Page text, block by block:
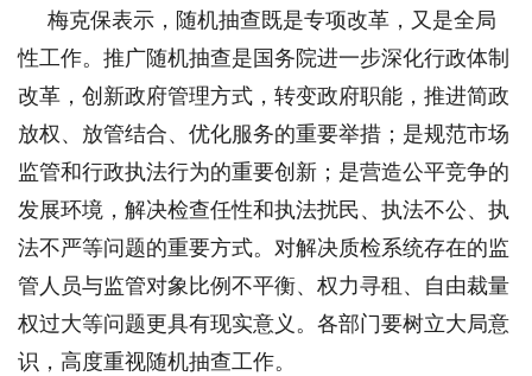
梅克保表示，随机抽查既是专项改革，又是全局
性工作。推广随机抽查是国务院进一步深化行政体制
改革，创新政府管理方式，转变政府职能，推进简政
放权、放管结合、优化服务的重要举措；是规范市场
监管和行政执法行为的重要创新；是营造公平竞争的
发展环境，解决检查任性和执法扰民、执法不公、执
法不严等问题的重要方式。对解决质检系统存在的监
管人员与监管对象比例不平衡、权力寻租、自由裁量
权过大等问题更具有现实意义。各部门要树立大局意
识，高度重视随机抽查工作。